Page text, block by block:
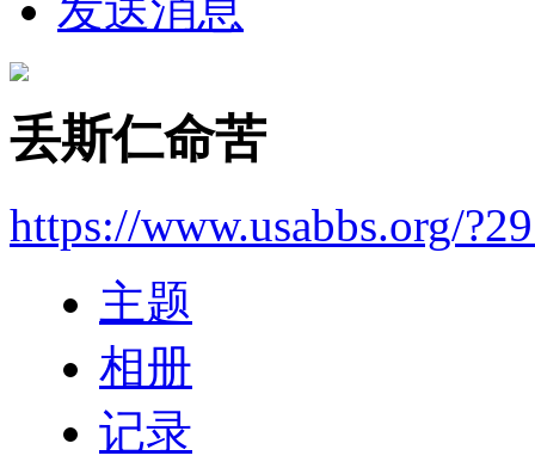
丢斯仁命苦
https://www.usabbs.org/
主题
相册
记录